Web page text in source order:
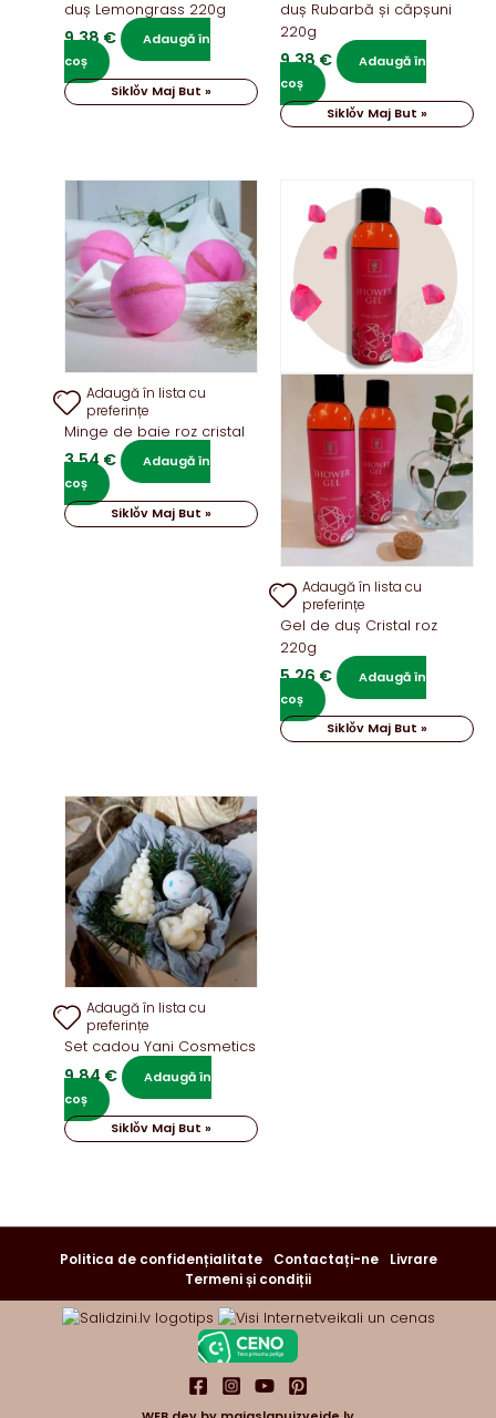
duș Lemongrass 220g
9,38€
Adaugă în
coș
Siklǒv Maj But »
duș Rubarbă și căpșuni
220g
9,38€
Adaugă în
coș
Siklǒv Maj But »
Adaugă în lista cu
preferințe
Minge de baie roz cristal
3,54€
Adaugă în
coș
Siklǒv Maj But »
Adaugă în lista cu
preferințe
Gel de duș Cristal roz
220g
5,26 €
Adaugă în
coș
Siklǒv Maj But »
Adaugă în lista cu
preferințe
Set cadou Yani Cosmetics
9,84 €
Adaugă în
coș
Siklǒv Maj But »
Politica de confidențialitate Contactați-ne
Livrare
Termeni și condiții